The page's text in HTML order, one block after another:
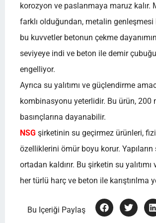
korozyon ve paslanmaya maruz kalır.
farklı olduğundan, metalin
bu kuvvetler betonun çekme
seviyeye indi ve beton ile demir
engelliyor.
Ayrıca su yalıtımı ve güçlendirme
kombinasyonu yeterlidir. Bu ürün, 200
basınçlarına dayanabilir.
NSG şirketinin su geçirmez ürünleri,
özelliklerini ömür boyu korur.
ortadan kaldırır. Bu şirketin su
her türlü harç ve beton ile karıştırılma
Bu Içeriği Paylaş